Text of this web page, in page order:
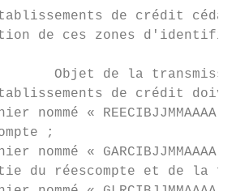
de crédit
de ces zones
Objet de la transmission
de crédit
nommé «
;
nommé «
du réescompte et de la